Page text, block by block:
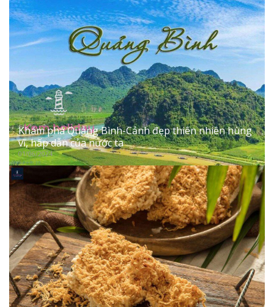
Khám phá Quảng Bình-Cảnh đẹp thiên nhiên hùng
vĩ, hấp dẫn của nước ta
01/06/2024